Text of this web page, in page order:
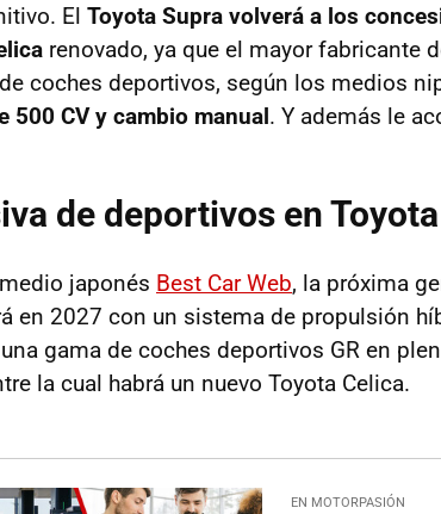
El Toyota Supra volverá a los
renovado, ya que el mayor fabricante
coches deportivos, según los medios
500 CV y cambio manual. Y además le
de deportivos en Toyota
japonés Best Car Web, la próxima
en 2027 con un sistema de propulsión
gama de coches deportivos GR en
la cual habrá un nuevo Toyota Celica.
EN MOTORPASIÓN